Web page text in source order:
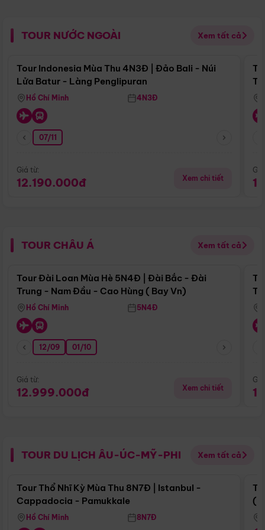
TOUR NƯỚC NGOÀI Xem tất cả
Điểm nổi bật
Tour Indonesia Mùa Thu 4N3Đ | Đảo Bali - Núi
Lửa Batur - Làng Penglipuran
Hồ Chí Minh 4N3Đ
07/11
Giá từ:
12.190.000đ Xem chi tiết
TOUR CHÂU Á Xem tất cả
Điểm nổi bật
Tour Đài Loan Mùa Hè 5N4Đ | Đài Bắc - Đài
Trung - Nam Đầu - Cao Hùng ( Bay Vn)
Hồ Chí Minh 5N4Đ
12/09 01/10
Giá từ:
12.999.000đ Xem chi tiết
TOUR DU LỊCH ÂU-ÚC-MỸ-PHI Xem tất cả
Điểm nổi bật
Tour Thổ Nhĩ Kỳ Mùa Thu 8N7Đ | Istanbul -
Cappadocia - Pamukkale
Hồ Chí Minh 8N7Đ